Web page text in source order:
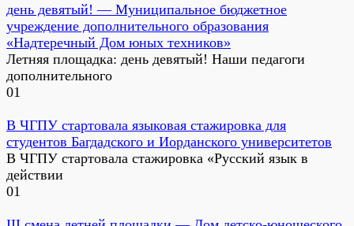
день девятый! — Муниципальное бюджетное
учреждение дополнительного образования
«Надтеречный Дом юных техников»
Летняя площадка: день девятый! Наши педагоги
дополнительного
01
В ЧГПУ стартовала языковая стажировка для
студентов Багдадского и Иорданского университетов
В ЧГПУ стартовала стажировка «Русский язык в
действии
01